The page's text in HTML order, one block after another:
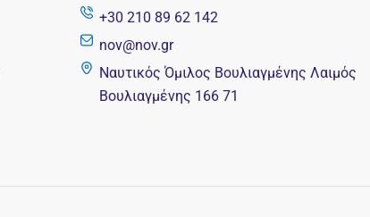
+30 210 89 62 142
nov@nov.gr
Ναυτικός Όμιλος Βουλιαγμένης Λαιμός
Βουλιαγμένης 166 71